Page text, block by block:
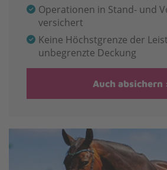
Operationen in Stand- und
versichert
Keine Höchstgrenze der
unbegrenzte Deckung
Auch absichern